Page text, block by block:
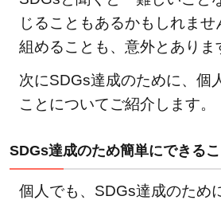
中に
2.6.1
な水と
トイレ
中に」
の関連
記事
じることもあるかもしれませ
組めることも、意外とありま
次にSDGs達成のために、個
ことについてご紹介します。
SDGs達成のため簡単にできるこ
個人でも、SDGs達成のため